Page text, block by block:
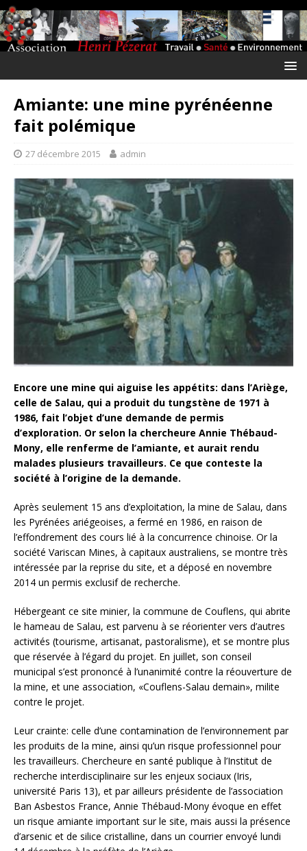
Amiante: une mine pyrénéenne
fait polémique
27 décembre 2015 admin
Encore une mine qui aiguise les appétits: dans l’Ariège,
celle de Salau, qui a produit du tungstène de 1971 à
1986, fait l’objet d’une demande de permis
d’exploration. Or selon la chercheure Annie Thébaud-
Mony, elle renferme de l’amiante, et aurait rendu
malades plusieurs travailleurs. Ce que conteste la
société à l’origine de la demande.
Après seulement 15 ans d’exploitation, la mine de Salau, dans
les Pyrénées ariégeoises, a fermé en 1986, en raison de
l’effondrement des cours lié à la concurrence chinoise. Or la
société Variscan Mines, à capitaux australiens, se montre très
intéressée par la reprise du site, et a déposé en novembre
2014 un permis exclusif de recherche.
Hébergeant ce site minier, la commune de Couflens, qui abrite
le hameau de Salau, est parvenu à se réorienter vers d’autres
activités (tourisme, artisanat, pastoralisme), et se montre plus
que réservée à l’égard du projet. En juillet, son conseil
municipal s’est prononcé à l’unanimité contre la réouverture de
la mine, et une association, «Couflens-Salau demain», milite
contre le projet.
Leur crainte: celle d’une contamination de l’environnement par
les produits de la mine, ainsi qu’un risque professionnel pour
les travailleurs. Chercheure en santé publique à l’Institut de
recherche interdisciplinaire sur les enjeux sociaux (Iris,
université Paris 13), et par ailleurs présidente de l’association
Ban Asbestos France, Annie Thébaud-Mony évoque en effet
un risque amiante important sur le site, mais aussi la présence
d’arsenic et de silice cristalline, dans un courrier envoyé lundi